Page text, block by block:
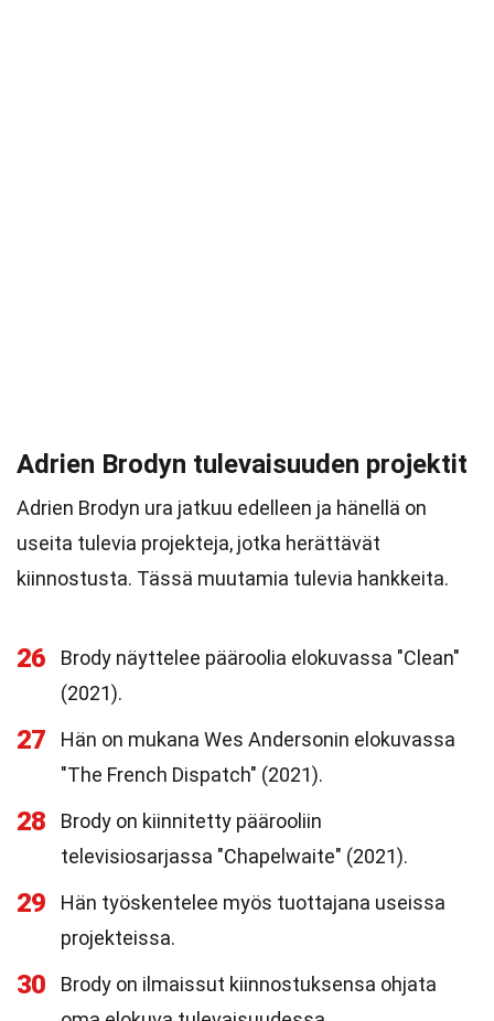
Adrien Brodyn tulevaisuuden projektit
Adrien Brodyn ura jatkuu edelleen ja hänellä on
useita tulevia projekteja, jotka herättävät
kiinnostusta. Tässä muutamia tulevia hankkeita.
26
Brody näyttelee pääroolia elokuvassa "Clean"
(2021).
27
Hän on mukana Wes Andersonin elokuvassa
"The French Dispatch" (2021).
28
Brody on kiinnitetty päärooliin
televisiosarjassa "Chapelwaite" (2021).
29
Hän työskentelee myös tuottajana useissa
projekteissa.
30
Brody on ilmaissut kiinnostuksensa ohjata